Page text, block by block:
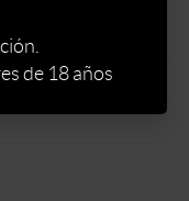
de 18 años